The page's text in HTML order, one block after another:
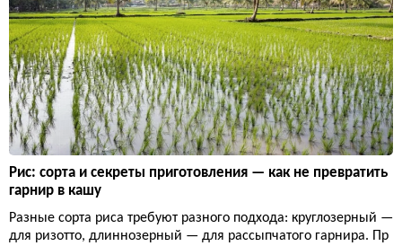
Рис: сорта и секреты приготовления — как не превратить
гарнир в кашу
Разные сорта риса требуют разного подхода: круглозерный —
для ризотто, длиннозерный — для рассыпчатого гарнира. Пр